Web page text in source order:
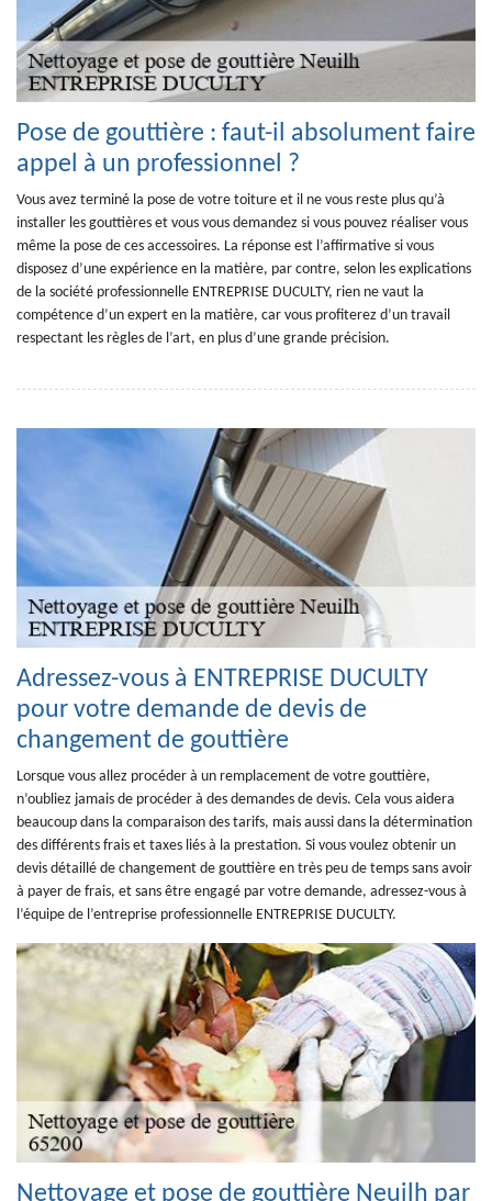
Pose de gouttière : faut-il absolument faire
appel à un professionnel ?
Vous avez terminé la pose de votre toiture et il ne vous reste plus qu’à
installer les gouttières et vous vous demandez si vous pouvez réaliser vous
même la pose de ces accessoires. La réponse est l’affirmative si vous
disposez d’une expérience en la matière, par contre, selon les explications
de la société professionnelle ENTREPRISE DUCULTY, rien ne vaut la
compétence d’un expert en la matière, car vous profiterez d’un travail
respectant les règles de l’art, en plus d’une grande précision.
Adressez-vous à ENTREPRISE DUCULTY
pour votre demande de devis de
changement de gouttière
Lorsque vous allez procéder à un remplacement de votre gouttière,
n’oubliez jamais de procéder à des demandes de devis. Cela vous aidera
beaucoup dans la comparaison des tarifs, mais aussi dans la détermination
des différents frais et taxes liés à la prestation. Si vous voulez obtenir un
devis détaillé de changement de gouttière en très peu de temps sans avoir
à payer de frais, et sans être engagé par votre demande, adressez-vous à
l’équipe de l’entreprise professionnelle ENTREPRISE DUCULTY.
Nettoyage et pose de gouttière Neuilh par